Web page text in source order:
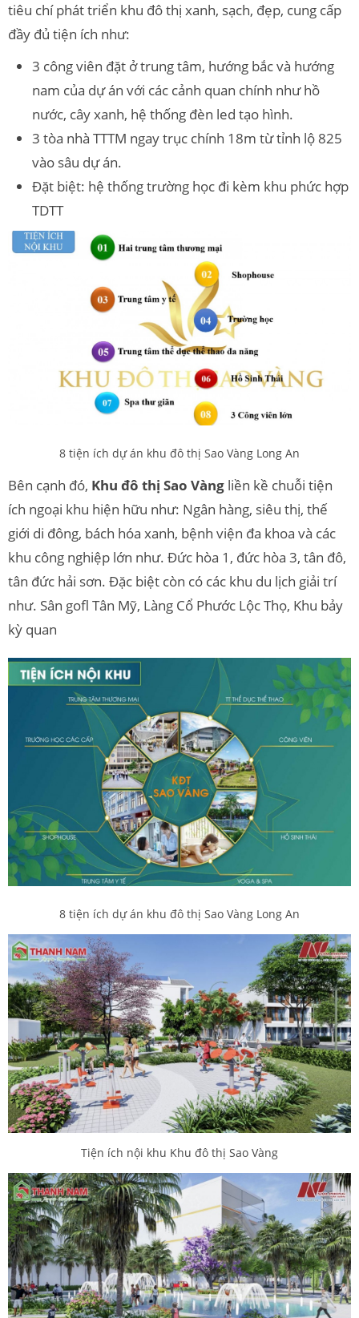
tiêu chí phát triển khu đô thị xanh, sạch, đẹp, cung cấp
đầy đủ tiện ích như:
3 công viên đặt ở trung tâm, hướng bắc và hướng
nam của dự án với các cảnh quan chính như hồ
nước, cây xanh, hệ thống đèn led tạo hình.
3 tòa nhà TTTM ngay trục chính 18m từ tỉnh lộ 825
vào sâu dự án.
Đặt biệt: hệ thống trường học đi kèm khu phức hợp
TDTT
8 tiện ích dự án khu đô thị Sao Vàng Long An
Bên cạnh đó, Khu đô thị Sao Vàng liền kề chuỗi tiện
ích ngoại khu hiện hữu như: Ngân hàng, siêu thị, thế
giới di đông, bách hóa xanh, bệnh viện đa khoa và các
khu công nghiệp lớn như. Đức hòa 1, đức hòa 3, tân đô,
tân đức hải sơn. Đặc biệt còn có các khu du lịch giải trí
như. Sân gofl Tân Mỹ, Làng Cổ Phước Lộc Thọ, Khu bảy
kỳ quan
8 tiện ích dự án khu đô thị Sao Vàng Long An
Tiện ích nội khu Khu đô thị Sao Vàng